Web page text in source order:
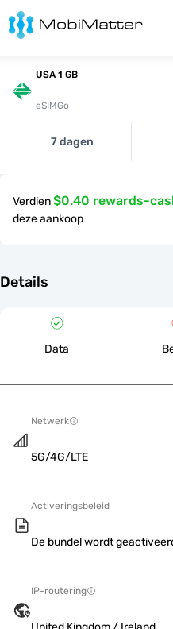
USA 1 GB
eSIMGo
7 dagen
Verdien$0.40 rewards-
deze aankoop
Details
Data
Netwerk
5G/4G/LTE
Activeringsbeleid
De bundel wordt
IP-routering